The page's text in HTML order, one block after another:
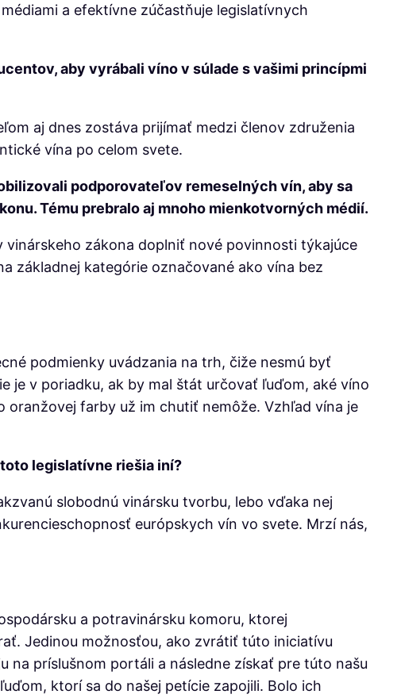
a efektívne zúčastňuje legislatívnych
aby vyrábali víno v súlade s vašimi princípmi
aj dnes zostáva prijímať medzi členov združenia
vína po celom svete.
podporovateľov remeselných vín, aby sa
Tému prebralo aj mnoho mienkotvorných médií.
zákona doplniť nové povinnosti týkajúce
základnej kategórie označované ako vína bez
podmienky uvádzania na trh, čiže nesmú byť
je v poriadku, ak by mal štát určovať ľuďom, aké víno
farby už im chutiť nemôže. Vzhľad vína je
legislatívne riešia iní?
slobodnú vinársku tvorbu, lebo vďaka nej
európskych vín vo svete. Mrzí nás,
a potravinársku komoru, ktorej
Jedinou možnosťou, ako zvrátiť túto iniciatívu
na príslušnom portáli a následne získať pre túto našu
ktorí sa do našej petície zapojili. Bolo ich